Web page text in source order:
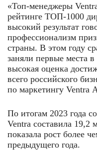
«Топ-менеджеры
рейтинге ТОП-1000
высокий результат
профессионализм
страны. В этом году
заняли первые места
высокая оценка
всего российского
по маркетингу Ventra
По итогам 2023 года
Ventra составила 19,2
показала рост более
предыдущего года.